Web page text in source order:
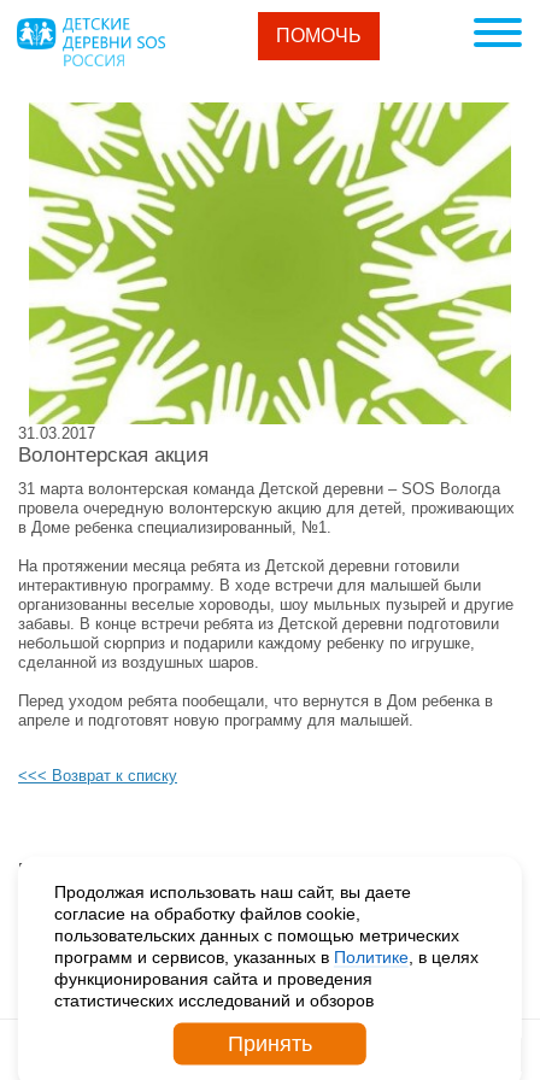
ПОМОЧЬ
31.03.2017
Волонтерская акция
31 марта волонтерская команда Детской деревни – SOS Вологда
провела очередную волонтерскую акцию для детей, проживающих
в Доме ребенка специализированный, №1.
На протяжении месяца ребята из Детской деревни готовили
интерактивную программу. В ходе встречи для малышей были
организованны веселые хороводы, шоу мыльных пузырей и другие
забавы. В конце встречи ребята из Детской деревни подготовили
небольшой сюрприз и подарили каждому ребенку по игрушке,
сделанной из воздушных шаров.
Перед уходом ребята пообещали, что вернутся в Дом ребенка в
апреле и подготовят новую программу для малышей.
<<< Возврат к списку
Будьте в курсе наших событий, подпишитесь на новости и акции
Нажимая на кнопку «Подписаться», вы даете согласие на
обработку персональных данных.
Продолжая использовать наш сайт, вы даете
согласие на обработку файлов cookie,
пользовательских данных с помощью метрических
программ и сервисов, указанных в Политике, в целях
функционирования сайта и проведения
статистических исследований и обзоров
Принять